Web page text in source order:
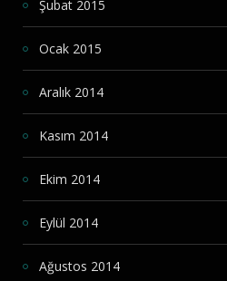
Şubat 2015
Ocak 2015
Aralık 2014
Kasım 2014
Ekim 2014
Eylül 2014
Ağustos 2014